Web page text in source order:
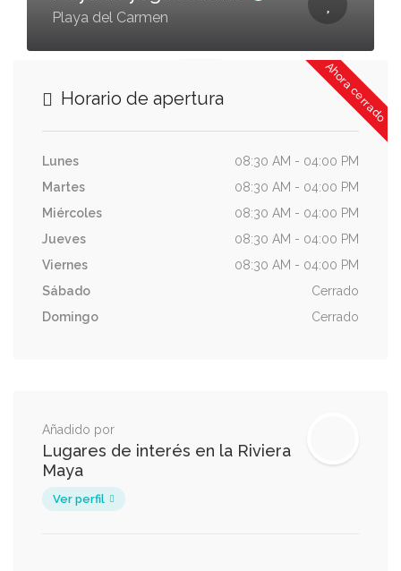
Playa del Carmen
Ahora cerrado
Horario de apertura
Lunes
08:30 AM - 04:00 PM
Martes
08:30 AM - 04:00 PM
Miércoles
08:30 AM - 04:00 PM
Jueves
08:30 AM - 04:00 PM
Viernes
08:30 AM - 04:00 PM
Sábado
Cerrado
Domingo
Cerrado
Añadido por
Lugares de interés en la Riviera
Maya
Ver perfil